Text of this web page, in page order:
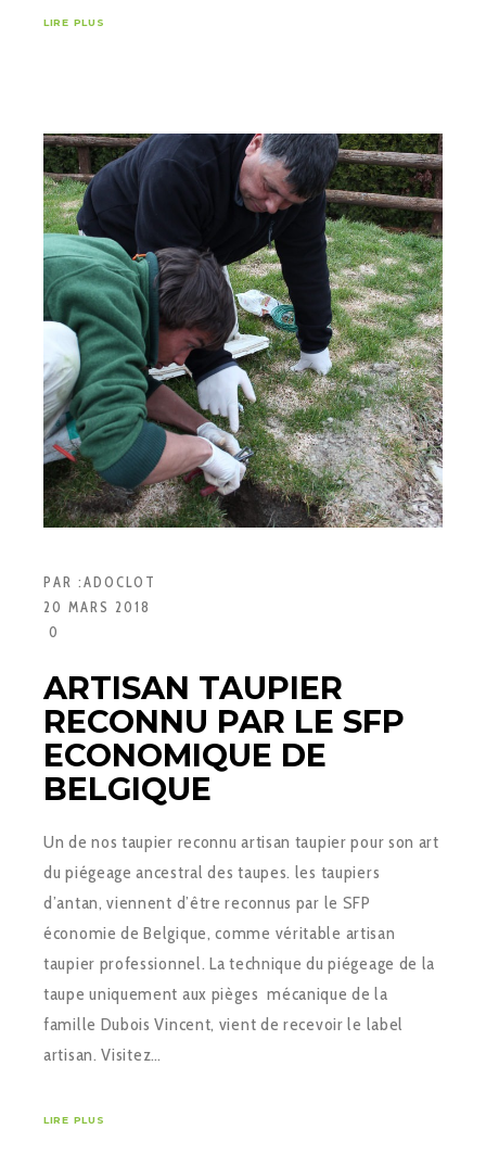
LIRE PLUS
PAR :ADOCLOT
20 MARS 2018
0
ARTISAN TAUPIER
RECONNU PAR LE SFP
ECONOMIQUE DE
BELGIQUE
Un de nos taupier reconnu artisan taupier pour son art
du piégeage ancestral des taupes. les taupiers
d’antan, viennent d’être reconnus par le SFP
économie de Belgique, comme véritable artisan
taupier professionnel. La technique du piégeage de la
taupe uniquement aux pièges mécanique de la
famille Dubois Vincent, vient de recevoir le label
artisan. Visitez…
LIRE PLUS